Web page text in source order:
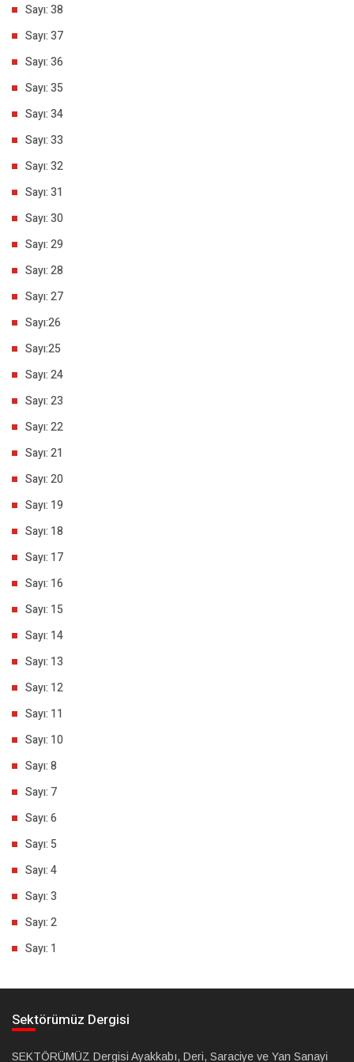
Sayı: 38
Sayı: 37
Sayı: 36
Sayı: 35
Sayı: 34
Sayı: 33
Sayı: 32
Sayı: 31
Sayı: 30
Sayı: 29
Sayı: 28
Sayı: 27
Sayı:26
Sayı:25
Sayı: 24
Sayı: 23
Sayı: 22
Sayı: 21
Sayı: 20
Sayı: 19
Sayı: 18
Sayı: 17
Sayı: 16
Sayı: 15
Sayı: 14
Sayı: 13
Sayı: 12
Sayı: 11
Sayı: 10
Sayı: 8
Sayı: 7
Sayı: 6
Sayı: 5
Sayı: 4
Sayı: 3
Sayı: 2
Sayı: 1
Sektörümüz Dergisi
SEKTÖRÜMÜZ Dergisi Ayakkabı, Deri, Saraciye ve Yan Sanayi